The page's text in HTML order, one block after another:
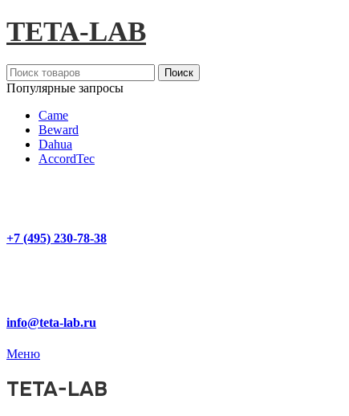
TETA-LAB
Поиск
Популярные запросы
Came
Beward
Dahua
AccordTec
+7 (495) 230-78-38
info@teta-lab.ru
Меню
TETA-LAB